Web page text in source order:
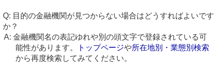
目的の金融機関が見つからない場合はどうすればよいです
か？
金融機関名の表記ゆれや別の頭文字で登録されている可
能性があります。
トップページや所在地別・業態別検索
から再度検索してみてください。